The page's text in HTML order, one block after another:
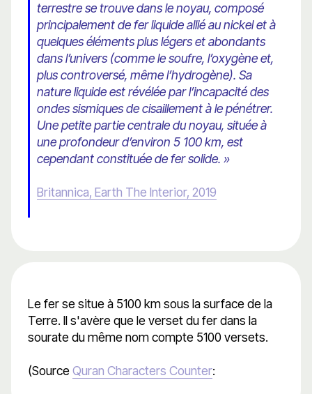
terrestre se trouve dans le noyau, composé
principalement de fer liquide allié au nickel et à
quelques éléments plus légers et abondants
dans l’univers (comme le soufre, l’oxygène et,
plus controversé, même l’hydrogène). Sa
nature liquide est révélée par l’incapacité des
ondes sismiques de cisaillement à le pénétrer.
Une petite partie centrale du noyau, située à
une profondeur d’environ 5 100 km, est
cependant constituée de fer solide. »
Britannica, Earth The Interior, 2019
Le fer se situe à 5100 km sous la surface de la
Terre. Il s'avère que le verset du fer dans la
sourate du même nom compte 5100 versets.
(SourceQuran Characters Counter: